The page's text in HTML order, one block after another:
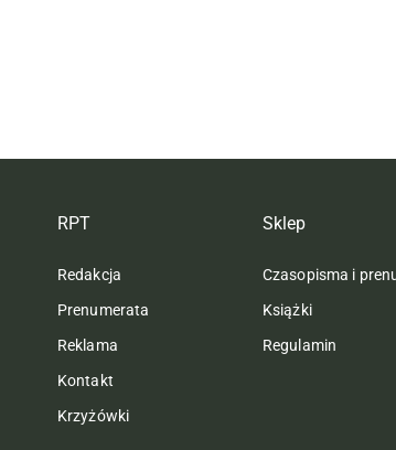
RPT
Redakcja
Prenumerata
Reklama
Kontakt
Krzyżówki
Sklep
Czasopisma i
Książki
Regulamin